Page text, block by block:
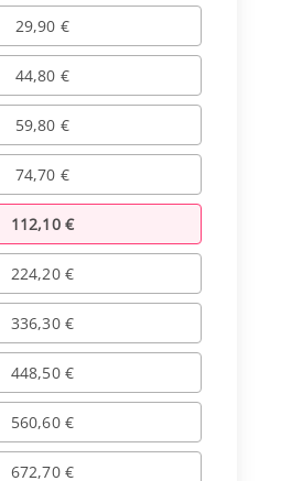
29,90 €
44,80 €
59,80 €
74,70 €
112,10 €
224,20 €
336,30 €
448,50 €
560,60 €
672,70 €